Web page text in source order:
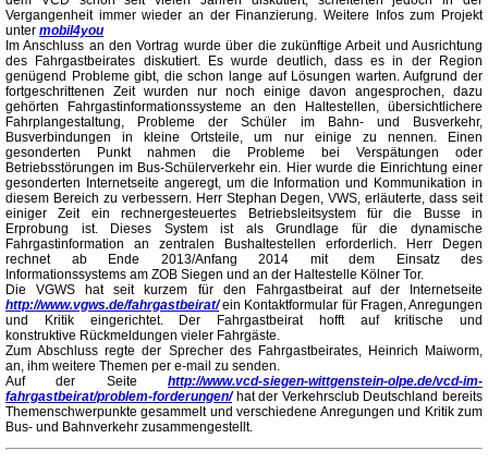
Vergangenheit immer wieder an der Finanzierung. Weitere Infos zum Projekt
unter mobil4you
Im Anschluss an den Vortrag wurde über die zukünftige Arbeit und Ausrichtung
des Fahrgastbeirates diskutiert. Es wurde deutlich, dass es in der Region
genügend Probleme gibt, die schon lange auf Lösungen warten. Aufgrund der
fortgeschrittenen Zeit wurden nur noch einige davon angesprochen, dazu
gehörten Fahrgastinformationssysteme an den Haltestellen, übersichtlichere
Fahrplangestaltung, Probleme der Schüler im Bahn- und Busverkehr,
Busverbindungen in kleine Ortsteile, um nur einige zu nennen. Einen
gesonderten Punkt nahmen die Probleme bei Verspätungen oder
Betriebsstörungen im Bus-Schülerverkehr ein. Hier wurde die Einrichtung einer
gesonderten Internetseite angeregt, um die Information und Kommunikation in
diesem Bereich zu verbessern. Herr Stephan Degen, VWS, erläuterte, dass seit
einiger Zeit ein rechnergesteuertes Betriebsleitsystem für die Busse in
Erprobung ist. Dieses System ist als Grundlage für die dynamische
Fahrgastinformation an zentralen Bushaltestellen erforderlich. Herr Degen
rechnet ab Ende 2013/Anfang 2014 mit dem Einsatz des
Informationssystems am ZOB Siegen und an der Haltestelle Kölner Tor.
Die VGWS hat seit kurzem für den Fahrgastbeirat auf der Internetseite
http://www.vgws.de/fahrgastbeirat/ein Kontaktformular für Fragen, Anregungen
und Kritik eingerichtet. Der Fahrgastbeirat hofft auf kritische und
konstruktive Rückmeldungen vieler Fahrgäste.
Zum Abschluss regte der Sprecher des Fahrgastbeirates, Heinrich Maiworm,
an, ihm weitere Themen per e-mail zu senden.
Auf der Seite http://www.vcd-siegen-wittgenstein-olpe.de/vcd-im-
fahrgastbeirat/problem-forderungen/hat der Verkehrsclub Deutschland bereits
Themenschwerpunkte gesammelt und verschiedene Anregungen und Kritik zum
Bus- und Bahnverkehr zusammengestellt.